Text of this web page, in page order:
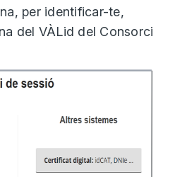
per identificar-te,
del VÀLid del Consorci